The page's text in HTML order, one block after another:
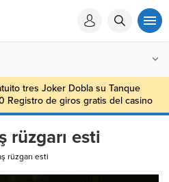
tres Joker Dobla su Tanque
Registro de giros gratis del casino
rüzgarı esti
rüzgarı esti